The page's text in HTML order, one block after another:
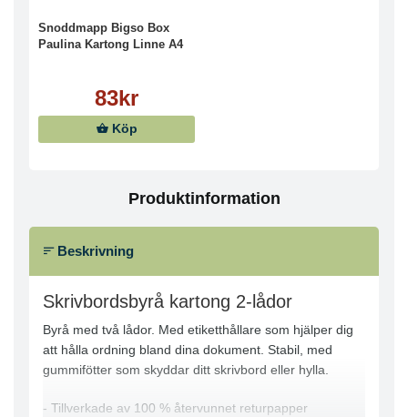
Snoddmapp Bigso Box
Paulina Kartong Linne A4
83kr
Köp
Produktinformation
Beskrivning
Skrivbordsbyrå kartong 2-lådor
Byrå med två lådor. Med etiketthållare som hjälper dig
att hålla ordning bland dina dokument. Stabil, med
gummifötter som skyddar ditt skrivbord eller hylla.
- Tillverkade av 100 % återvunnet returpapper